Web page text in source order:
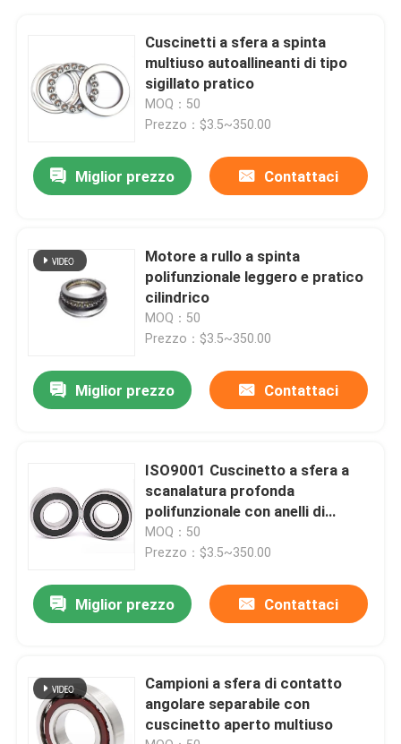
Cuscinetti a sfera a spinta
multiuso autoallineanti di tipo
sigillato pratico
MOQ：50
Prezzo：$3.5~350.00
Miglior prezzo Contattaci
Motore a rullo a spinta
polifunzionale leggero e pratico
cilindrico
MOQ：50
Prezzo：$3.5~350.00
Miglior prezzo Contattaci
ISO9001 Cuscinetto a sfera a
scanalatura profonda
polifunzionale con anelli di
arresto
MOQ：50
Prezzo：$3.5~350.00
Miglior prezzo Contattaci
Campioni a sfera di contatto
angolare separabile con
cuscinetto aperto multiuso